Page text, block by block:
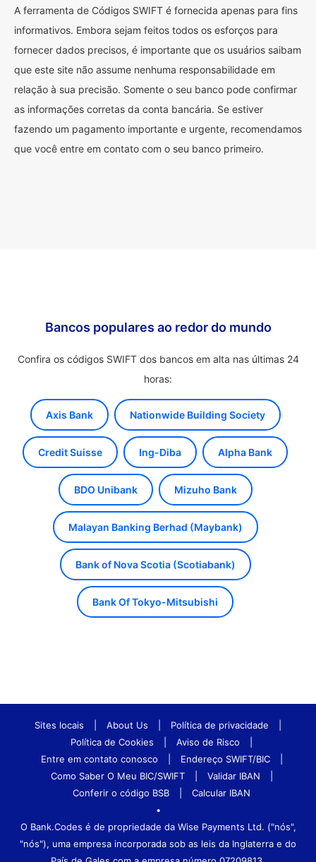
A ferramenta de Códigos SWIFT é fornecida apenas para fins
informativos. Embora sejam feitos todos os esforços para
fornecer dados precisos, é importante que os usuários saibam
que este site não assume nenhuma responsabilidade em
relação à sua precisão. Somente o seu banco pode confirmar
as informações corretas da conta bancária. Se estiver
fazendo um pagamento importante e urgente, recomendamos
que você entre em contato com o seu banco primeiro.
Bancos populares ao redor do mundo
Confira os códigos SWIFT dos bancos em alta nas últimas 24
horas:
Axis Bank Nationwide Building Society
Credit Suisse Ing-Diba Alpha Bank
BDO Unibank Mizuho Bank
Malayan Banking Berhad (Maybank)
Bank of Nova Scotia (Scotiabank)
Bank Of Tokyo-Mitsubishi
Sites locais About Us Política de privacidade
Política de Cookies
Aviso de Risco
Entre em contato conosco
Endereço SWIFT/BIC
Como Saber O Meu BIC/SWIFT
Validar IBAN
Conferir o código BSB
Calcular IBAN
•
O Bank.Codes é de propriedade da Wise Payments Ltd. ("nós",
"nós"), uma empresa incorporada sob as leis da Inglaterra e do